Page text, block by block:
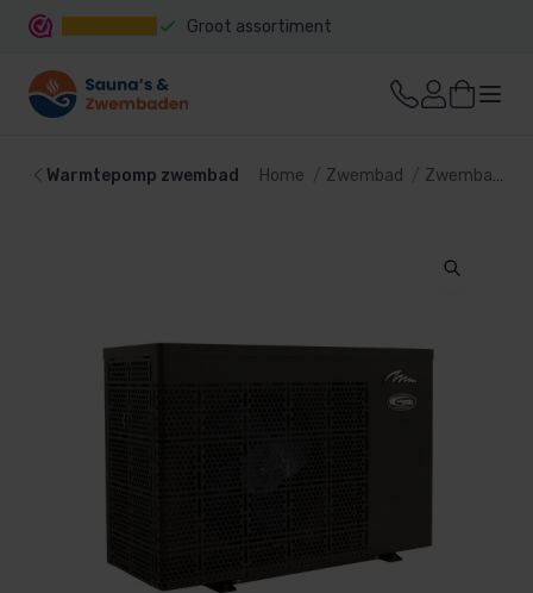
Groot assortiment
Warmtepomp zwembad Home Zwembad Zwembad verwarming